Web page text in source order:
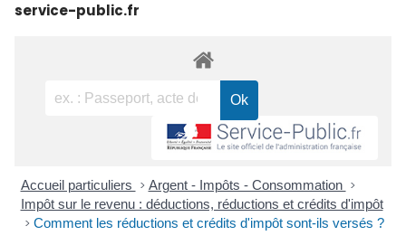
service-public.fr
Accueil particuliers > Argent - Impôts - Consommation >
Impôt sur le revenu : déductions, réductions et crédits d'impôt
> Comment les réductions et crédits d'impôt sont-ils versés ?